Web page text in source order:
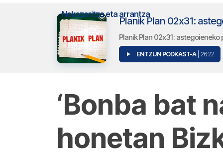
Nekazaritza eta arrantza
Planik Plan 02x31:
Planik Plan 02x31: astegoieneko
ENTZUN PODKAST-A | 26:22
‘Bonba bat
honetan